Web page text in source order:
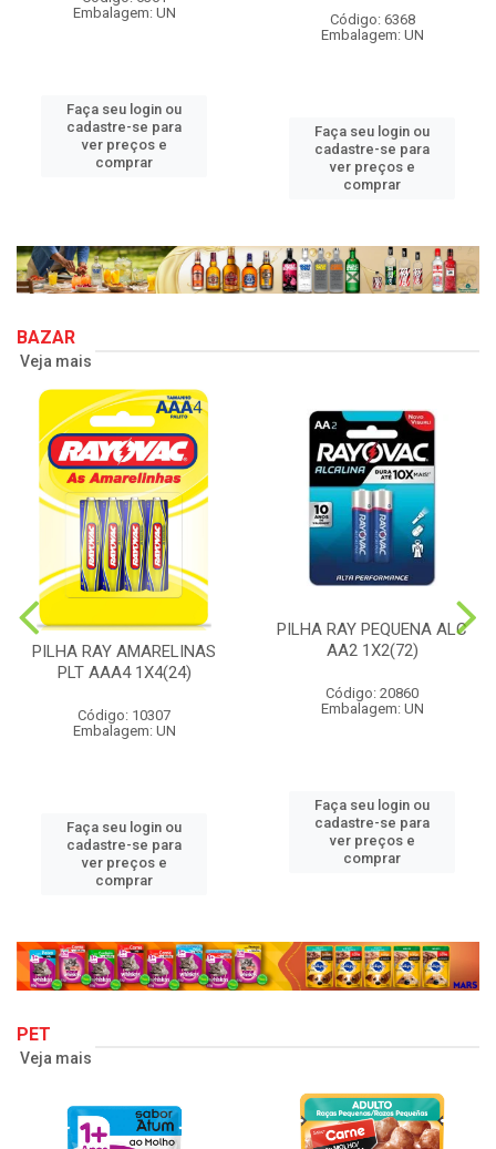
Embalagem: UN
Faça seu login ou
cadastre-se para
ver preços e
comprar
Código: 6368
Embalagem: UN
Faça seu login ou
cadastre-se para
ver preços e
comprar
BAZAR
Veja mais
PILHA RAY AMARELINAS
PLT AAA4 1X4(24)
Código: 10307
Embalagem: UN
Faça seu login ou
cadastre-se para
ver preços e
comprar
PILHA RAY PEQUENA ALC
AA2 1X2(72)
Código: 20860
Embalagem: UN
Faça seu login ou
cadastre-se para
ver preços e
comprar
PET
Veja mais